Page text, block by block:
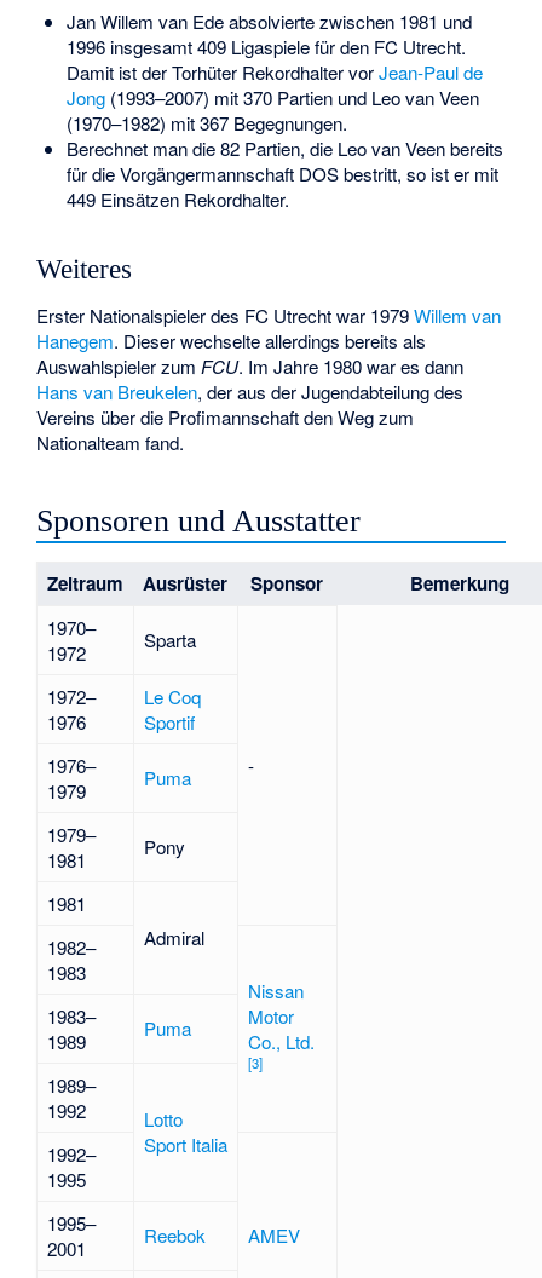
Jan Willem van Edeabsolvierte zwischen 1981 und
1996 insgesamt 409 Ligaspiele für den FC Utrecht.
Damit ist der Torhüter Rekordhalter vorJean-Paul de
Jong(1993–2007) mit 370 Partien und Leo van Veen
(1970–1982) mit 367 Begegnungen.
Berechnet man die 82 Partien, die Leo van Veen bereits
für die Vorgängermannschaft DOS bestritt, so ist er mit
449 Einsätzen Rekordhalter.
Weiteres
Erster Nationalspieler des FC Utrecht war 1979Willem van
Hanegem. Dieser wechselte allerdings bereits als
Auswahlspieler zumFCU. Im Jahre 1980 war es dann
Hans van Breukelen, der aus der Jugendabteilung des
Vereins über die Profimannschaft den Weg zum
Nationalteam fand.
Sponsoren und Ausstatter
Zeitraum Ausrüster Sponsor Bemerkung
1970–
1972
Sparta
-
1972–
1976
Le Coq
Sportif
1976–
1979
Puma
1979–
1981
Pony
1981
Admiral
1982–
1983
Nissan
Motor
Co., Ltd.
[3]
1983–
1989
Puma
1989–
1992
Lotto
Sport Italia
1992–
1995
AMEV
1995–
2001
Reebok